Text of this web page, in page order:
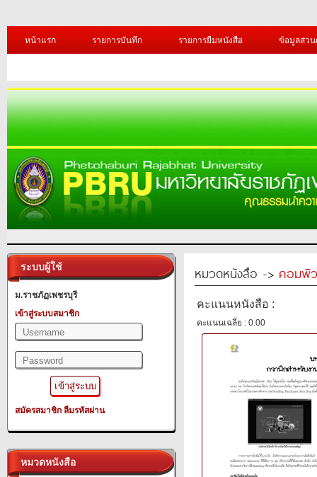
หน้าแรก รายการบันทึก รายการยืมหนังสือ ข้อมูลส่ว
ระบบผู้ใช้
ม.ราชภัฏเพชรบุรี
เข้าสู่ระบบสมาชิก
สมัครสมาชิก ลืมรหัสผ่าน
หมวดหนังสือ
หมวดหนังสือ -> คอมพิ
คะแนนหนังสือ :
คะแนนเฉลี่ย : 0.00